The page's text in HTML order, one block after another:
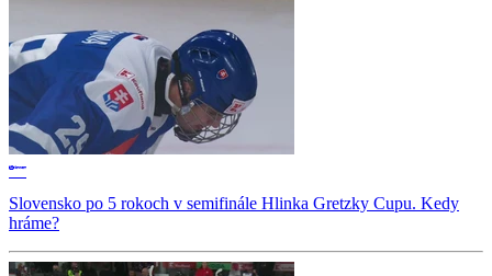
Slovensko po 5 rokoch v semifinále Hlinka Gretzky Cupu. Kedy
hráme?